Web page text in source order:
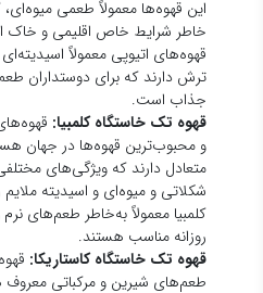
هستند که به دنبال طعمی میوه‌ای
می‌باشند.
قهوه تک خاستگاه گواتمالا:
ترکیب طعم‌های شکلاتی، ادویه‌ای و
معمولاً به‌دلیل فرآوری خاص و
عمیق و غنی به‌وجود می‌آورند.
طعم‌های متعادل و عمیق علاقه
قهوه تک خاستگاه جامائیکا:قهوه
مانتین”، یکی از گران‌ترین و
جهان است. طعم‌های این قهوه‌ها
اسیدیته‌ای ملایم و طعمی شکلاتی
کمی کمتر میوه‌ای است. این
ظریف و لطیف علاقه دارند بسیار